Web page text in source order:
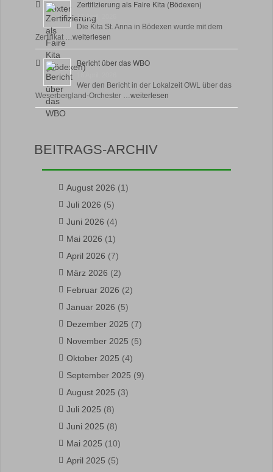
Zertifizierung als Faire Kita (Bödexen)
17 April, 2026
Die Kita St. Anna in Bödexen wurde mit dem
Zertifikat …weiterlesen
Bericht über das WBO
Wer den Bericht in der Lokalzeit OWL über das
Weserbergland-Orchester …weiterlesen
BEITRAGS-ARCHIV
August 2026 (1)
Juli 2026 (5)
Juni 2026 (4)
Mai 2026 (1)
April 2026 (7)
März 2026 (2)
Februar 2026 (2)
Januar 2026 (5)
Dezember 2025 (7)
November 2025 (5)
Oktober 2025 (4)
September 2025 (9)
August 2025 (3)
Juli 2025 (8)
Juni 2025 (8)
Mai 2025 (10)
April 2025 (5)